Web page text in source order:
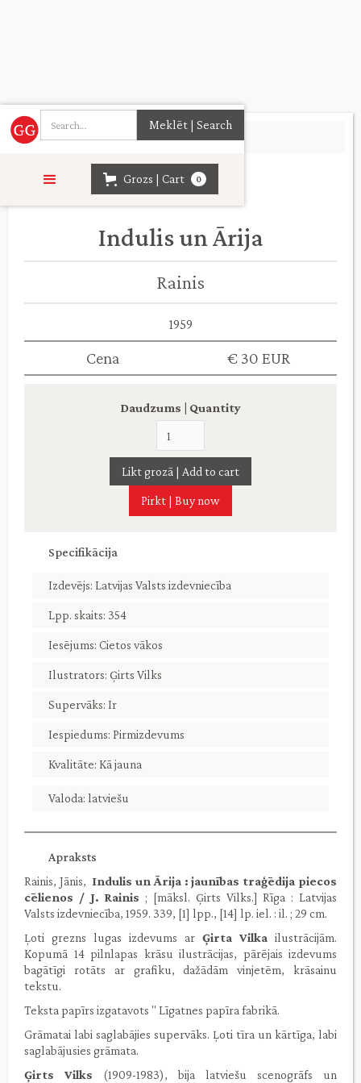
Grozs | Cart 0
Sākumlapa > Daiļliteratūra
Indulis un Ārija
Rainis
1959
Cena € 30 EUR
Daudzums | Quantity
Pirkt | Buy now
Specifikācija
Izdevējs: Latvijas Valsts izdevniecība
Lpp. skaits: 354
Iesējums: Cietos vākos
Ilustrators: Ģirts Vilks
Supervāks: Ir
Iespiedums: Pirmizdevums
Kvalitāte: Kā jauna
Valoda: latviešu
Apraksts
Rainis, Jānis, Indulis un Ārija : jaunības traģēdija piecos
cēlienos / J. Rainis ; [māksl. Ģirts Vilks.] Rīga : Latvijas
Valsts izdevniecība, 1959. 339, [1] lpp., [14] lp. iel. : il. ; 29 cm.
Ļoti grezns lugas izdevums ar Ģirta Vilka ilustrācijām.
Kopumā 14 pilnlapas krāsu ilustrācijas, pārējais izdevums
bagātīgi rotāts ar grafiku, dažādām vinjetēm, krāsainu
tekstu.
Teksta papīrs izgatavots " Līgatnes papīra fabrikā.
Grāmatai labi saglabājies supervāks. Ļoti tīra un kārtīga, labi
saglabājusies grāmata.
Ģirts Vilks (1909-1983), bija latviešu scenogrāfs un